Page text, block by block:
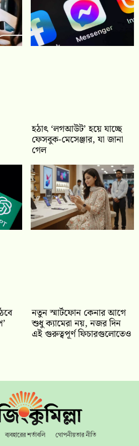
হঠাৎ ‘লগআউট’ হয়ে যাচ্ছে
ফেসবুক-মেসেঞ্জার, যা জানা
গেল
নতুন স্মার্টফোন কেনার আগে
শুধু ক্যামেরা নয়, নজর দিন
এই গুরুত্বপূর্ণ ফিচারগুলোতেও
ব্যবহারের শর্তাবলি গোপনীয়তার নীতি